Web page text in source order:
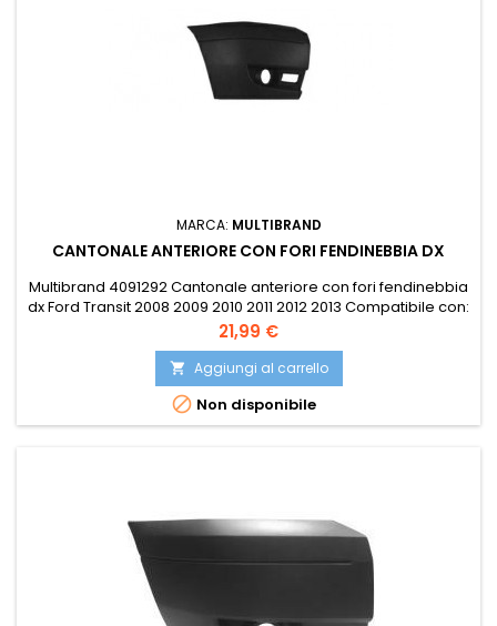
MARCA: MULTIBRAND
CANTONALE ANTERIORE CON FORI FENDINEBBIA DX
Multibrand 4091292 Cantonale anteriore con fori fendinebbia
dx Ford Transit 2008 2009 2010 2011 2012 2013 Compatibile con:
ISAM 1038016 OE 1745847 OE 1764951 POLIPLAST 100.19125
POLIPLAST 10019125 PRASCO FD9121113 VAN WEZEL 1986566
Prezzo
21,99 €
 Aggiungi al carrello
 Non disponibile